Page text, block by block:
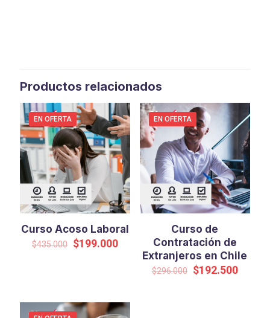
Productos relacionados
EN OFERTA
Curso Acoso Laboral
$435.000 El
$199.000El
precio
EN OFERTA
Curso de
Contratación de
Extranjeros en Chile
$296.000 El
$192.500El